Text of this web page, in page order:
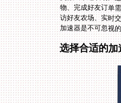
加速器是不可忽视
选择合适的